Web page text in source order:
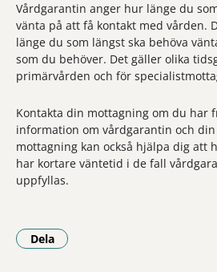
Vårdgarantin anger hur länge du
vänta på att få kontakt med vården.
länge du som längst ska behöva
som du behöver. Det gäller olika
primärvården och för
Kontakta din mottagning om du har
information om vårdgarantin och
mottagning kan också hjälpa dig att
har kortare väntetid i de fall
uppfyllas.
Dela
- Klicka för att öppna